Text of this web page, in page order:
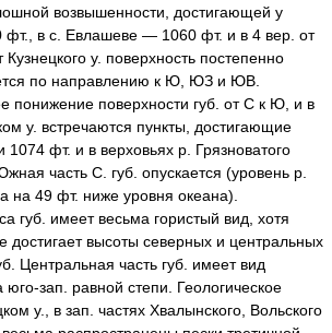
возвышенности, достигающей у
фт., в с. Евлашеве — 1060 фт. и в 4 вер. от
у. поверхность постепенно
по направлению к Ю, ЮЗ и ЮВ.
понижение поверхности губ. от С к Ю, и в
у. встречаются пункты, достигающие
1074 фт. и в верховьях р. Грязноватого
часть С. губ. опускается (уровень р.
на 49 фт. ниже уровня океана).
губ. имеет весьма гористый вид, хотя
достигает высоты северных и центральных
Центральная часть губ. имеет вид
зап. равной степи. Геологическое
у., в зап. частях Хвалынского, Вольского